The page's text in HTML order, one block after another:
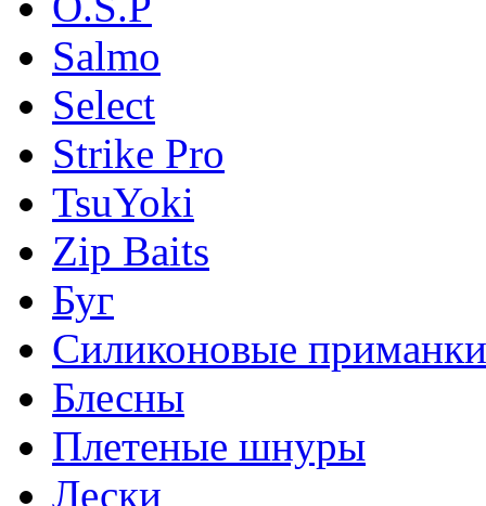
Salmo
Select
Strike Pro
TsuYoki
Zip Baits
Буг
Силиконовые приманки
Блесны
Плетеные шнуры
Лески